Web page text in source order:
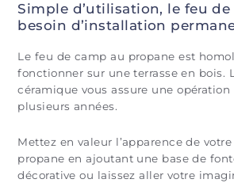
Simple d’utilisation, le feu de
besoin d’installation
Le feu de camp au propane est
fonctionner sur une terrasse en bois.
céramique vous assure une
plusieurs années.
Mettez en valeur l’apparence de
propane en ajoutant une base de
décorative ou laissez aller votre